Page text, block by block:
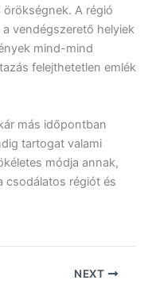
örökségnek. A régió
vendégszerető helyiek
mind-mind
felejthetetlen emlék
más időpontban
tartogat valami
módja annak,
csodálatos régiót és
NEXT